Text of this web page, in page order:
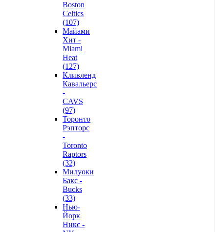
Boston
Celtics
(107)
Майами
Хит -
Miami
Heat
(127)
Кливленд
Кавальерс
-
CAVS
(97)
Торонто
Рэпторс
-
Toronto
Raptors
(32)
Милуоки
Бакс -
Bucks
(33)
Нью-
Йорк
Никс -